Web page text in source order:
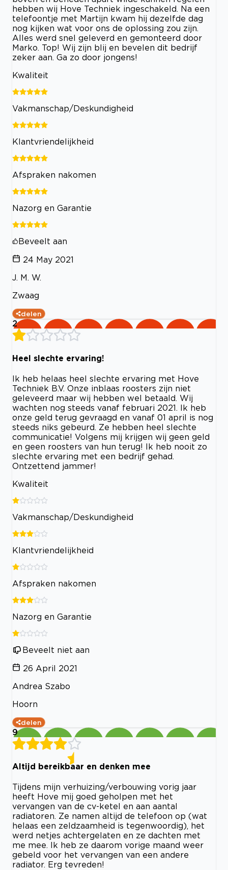
hebben wij Hove Techniek ingeschakeld. Na een
telefoontje met Martijn kwam hij dezelfde dag
nog kijken wat voor ons de oplossing zou zijn.
Alles werd snel geleverd en gemonteerd door
Marko. Top! Wij zijn blij en bevelen dit bedrijf
zeker aan. Ga zo door jongens!
Kwaliteit
Vakmanschap/Deskundigheid
Klantvriendelijkheid
Afspraken nakomen
Nazorg en Garantie
Beveelt aan
24 May 2021
J. M. W.
Zwaag
delen
2
Heel slechte ervaring!
Ik heb helaas heel slechte ervaring met Hove
Techniek B.V. Onze inblaas roosters zijn niet
geleveerd maar wij hebben wel betaald. Wij
wachten nog steeds vanaf februari 2021. Ik heb
onze geld terug gevraagd en vanaf 01 april is nog
steeds niks gebeurd. Ze hebben heel slechte
communicatie! Volgens mij krijgen wij geen geld
en geen roosters van hun terug! Ik heb nooit zo
slechte ervaring met een bedrijf gehad.
Ontzettend jammer!
Kwaliteit
Vakmanschap/Deskundigheid
Klantvriendelijkheid
Afspraken nakomen
Nazorg en Garantie
Beveelt niet aan
26 April 2021
Andrea Szabo
Hoorn
delen
9
Altijd bereikbaar en denken mee
Tijdens mijn verhuizing/verbouwing vorig jaar
heeft Hove mij goed geholpen met het
vervangen van de cv-ketel en aan aantal
radiatoren. Ze namen altijd de telefoon op (wat
helaas een zeldzaamheid is tegenwoordig), het
werd netjes achtergelaten en ze dachten met
me mee. Ik heb ze daarom vorige maand weer
gebeld voor het vervangen van een andere
radiator. Erg tevreden!